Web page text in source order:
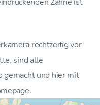
rechtzeitig vor
sind alle
gemacht und hier mit